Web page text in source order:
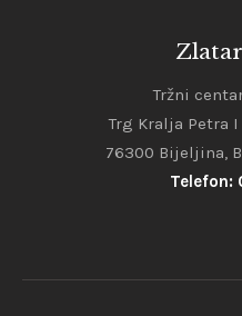
Tržni
Trg Kralja Petra I
76300 Bijeljina,
Telefon: